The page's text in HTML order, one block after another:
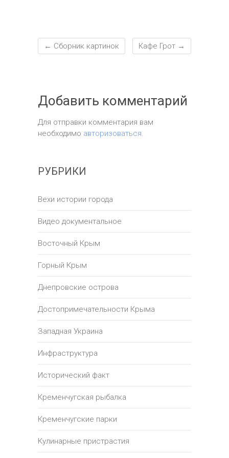
← Сборник картинок Кафе Грот →
Добавить комментарий
Для отправки комментария вам
необходимо авторизоваться.
РУБРИКИ
Вехи истории города
Видео документальное
Восточный Крым
Горный Крым
Днепровские острова
Достопримечательности Крыма
Западная Украина
Инфраструктура
Исторический факт
Кременчугская рыбалка
Кременчугские парки
Кулинарные пристрастия